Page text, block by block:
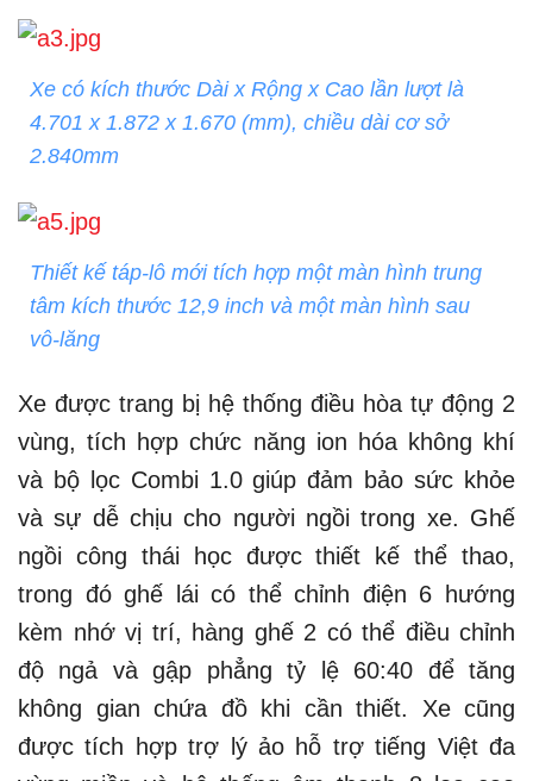
Xe có kích thước Dài x Rộng x Cao lần lượt là
4.701 x 1.872 x 1.670 (mm), chiều dài cơ sở
2.840mm
Thiết kế táp-lô mới tích hợp một màn hình trung
tâm kích thước 12,9 inch và một màn hình sau
vô-lăng
Xe được trang bị hệ thống điều hòa tự động 2
vùng, tích hợp chức năng ion hóa không khí
và bộ lọc Combi 1.0 giúp đảm bảo sức khỏe
và sự dễ chịu cho người ngồi trong xe. Ghế
ngồi công thái học được thiết kế thể thao,
trong đó ghế lái có thể chỉnh điện 6 hướng
kèm nhớ vị trí, hàng ghế 2 có thể điều chỉnh
độ ngả và gập phẳng tỷ lệ 60:40 để tăng
không gian chứa đồ khi cần thiết. Xe cũng
được tích hợp trợ lý ảo hỗ trợ tiếng Việt đa